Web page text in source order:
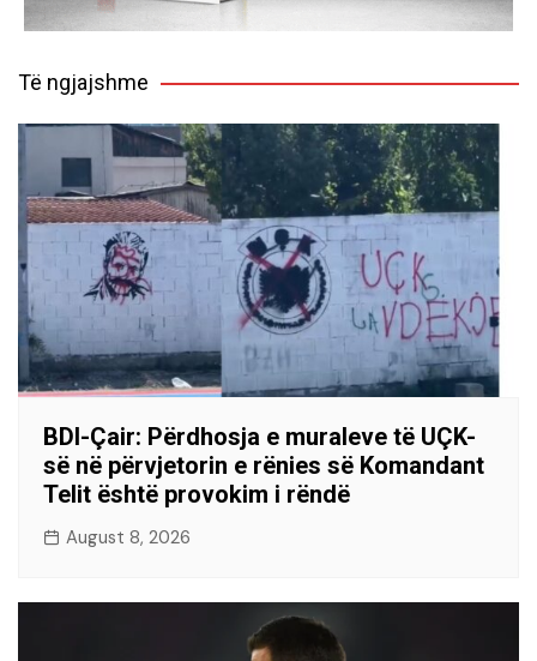
Të ngjajshme
BDI-Çair: Përdhosja e muraleve të UÇK-
së në përvjetorin e rënies së Komandant
Telit është provokim i rëndë
August 8, 2026